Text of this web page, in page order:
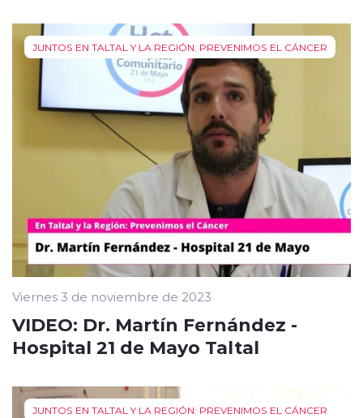
JUNTOS EN TALTAL Y LA REGIÓN: PREVENIMOS EL CÁNCER
Viernes 3 de noviembre de 2023
VIDEO: Dr. Martín Fernández -
Hospital 21 de Mayo Taltal
JUNTOS EN TALTAL Y LA REGIÓN: PREVENIMOS EL CÁNCER